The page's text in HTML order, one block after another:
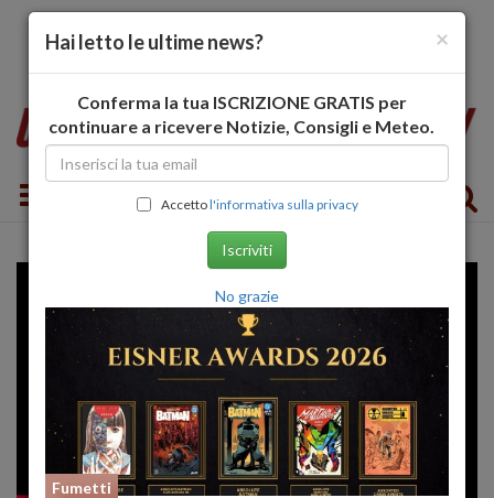
Toggle navigation
×
Hai letto le ultime news?
Conferma la tua ISCRIZIONE GRATIS per
continuare a ricevere Notizie, Consigli e Meteo.
Accettol'informativa sulla privacy
Iscriviti
No grazie
Fumetti